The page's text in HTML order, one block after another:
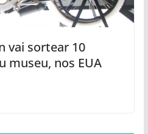
vai sortear 10
museu, nos EUA